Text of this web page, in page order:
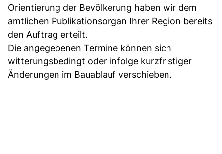
Orientierung der Bevölkerung haben wir dem
amtlichen Publikationsorgan Ihrer Region bereits
den Auftrag erteilt.
Die angegebenen Termine können sich
witterungsbedingt oder infolge kurzfristiger
Änderungen im Bauablauf verschieben.